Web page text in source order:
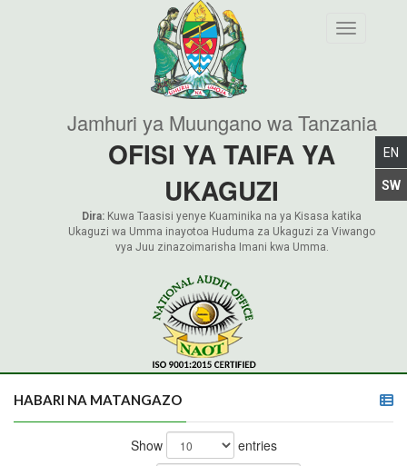
Toggle
Jamhuri ya Muungano wa Tanzania
OFISI YA TAIFA YA
UKAGUZI
Dira: Kuwa Taasisi yenye Kuaminika na ya Kisasa katika
Ukaguzi wa Umma inayotoa Huduma za Ukaguzi za Viwango
vya Juu zinazoimarisha Imani kwa Umma.
HABARI NA MATANGAZO
Show
entries